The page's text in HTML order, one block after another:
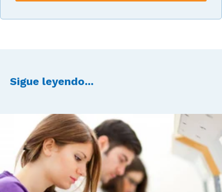
Sigue leyendo...